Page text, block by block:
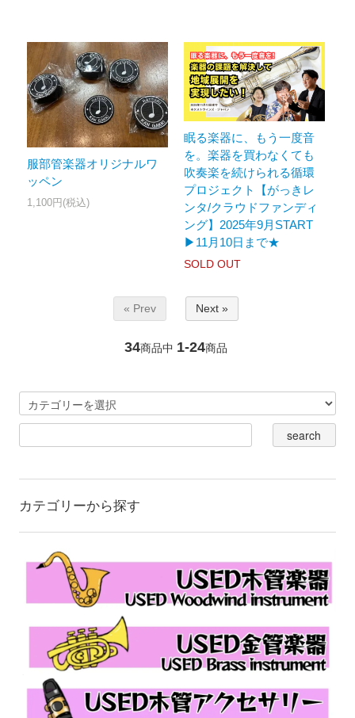
服部管楽器オリジナルワ
ッペン
1,100円(税込)
眠る楽器に、もう一度音
を。楽器を買わなくても
吹奏楽を続けられる循環
プロジェクト【がっきレ
ンタ/クラウドファンディ
ング】2025年9月START
▶︎11月10日まで★
SOLD OUT
« Prev Next »
34商品中 1-24商品
カテゴリーから探す